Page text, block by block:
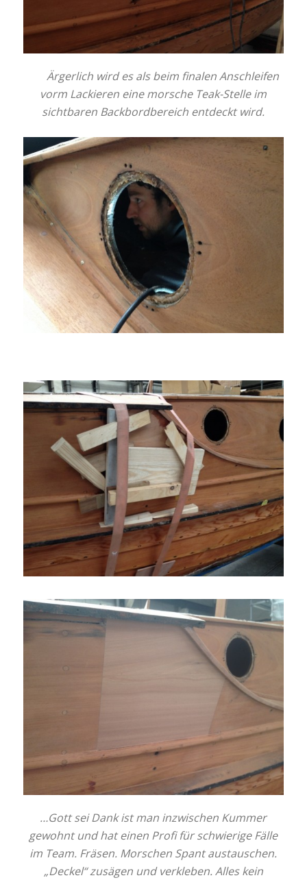
Ärgerlich wird es als beim finalen Anschleifen
vorm Lackieren eine morsche Teak-Stelle im
sichtbaren Backbordbereich entdeckt wird.
…Gott sei Dank ist man inzwischen Kummer
gewohnt und hat einen Profi für schwierige Fälle
im Team. Fräsen. Morschen Spant austauschen.
„Deckel“ zusägen und verkleben. Alles kein